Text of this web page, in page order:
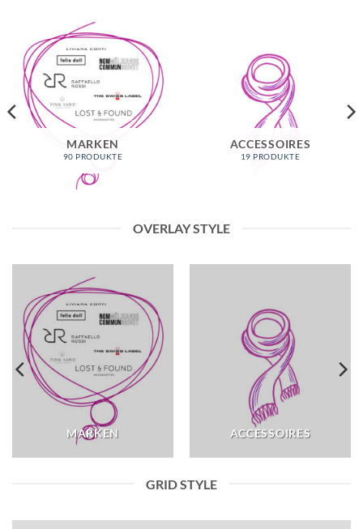
MARKEN
90 PRODUKTE
ACCESSOIRES
19 PRODUKTE
OVERLAY STYLE
MARKEN ACCESSOIRES
GRID STYLE